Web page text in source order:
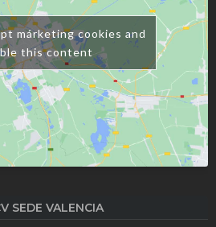
márketing cookies and
this content
SEDE VALENCIA